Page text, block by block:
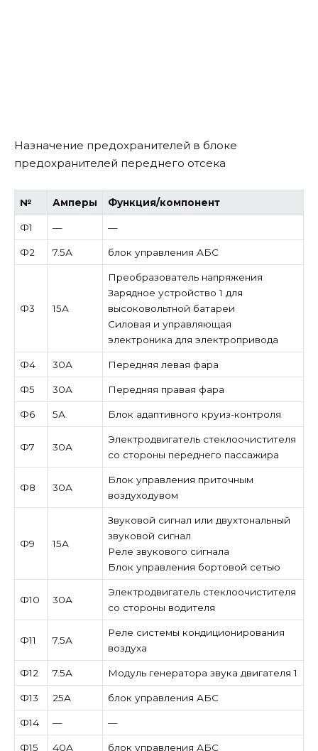
Назначение предохранителей в блоке
предохранителей переднего отсека
№ Амперы Функция/компонент
Ф1 — —
Ф2 7.5А блок управления АБС
Ф3 15А
Преобразователь напряжения
Зарядное устройство 1 для
высоковольтной батареи
Силовая и управляющая
электроника для электропривода
Ф4 30А Передняя левая фара
Ф5 30А Передняя правая фара
Ф6 5А Блок адаптивного круиз-контроля
Ф7 30А
Электродвигатель стеклоочистителя
со стороны переднего пассажира
Ф8 30А
Блок управления приточным
воздуходувом
Ф9 15А
Звуковой сигнал или двухтональный
звуковой сигнал
Реле звукового сигнала
Блок управления бортовой сетью
Ф10 30А
Электродвигатель стеклоочистителя
со стороны водителя
Ф11 7.5А
Реле системы кондиционирования
воздуха
Ф12 7.5А Модуль генератора звука двигателя 1
Ф13 25А блок управления АБС
Ф14 — —
Ф15 40А блок управления АБС